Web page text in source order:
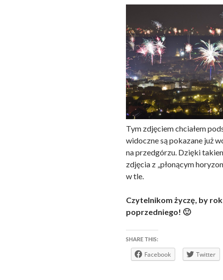
Tym zdjęciem chciałem
widoczne są pokazane już
na przedgórzu. Dzięki
zdjęcia z „płonącym
w tle.
Czytelnikom życzę, by
poprzedniego! 🙂
SHARE THIS:
Facebook Twitter